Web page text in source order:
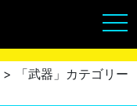
> 「武器」カテゴリー